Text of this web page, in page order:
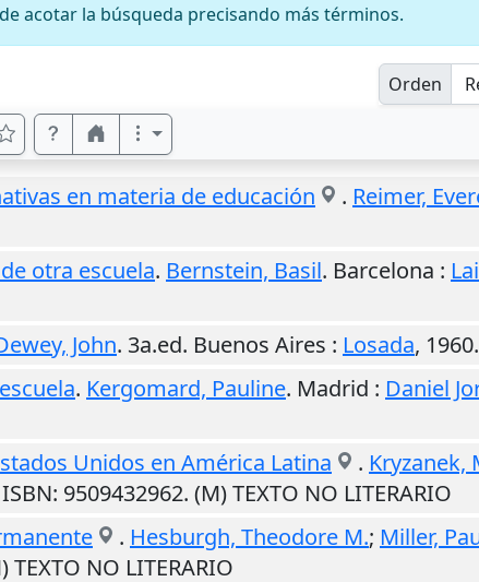
acotar la búsqueda precisando más términos.
Orden
en materia de educación . Reimer,
otra escuela. Bernstein, Basil. Barcelona :
John. 3a.ed. Buenos Aires : Losada, 1960.
. Kergomard, Pauline. Madrid : Daniel
Unidos en América Latina
. Kryzanek,
9509432962. (M) TEXTO NO LITERARIO
. Hesburgh, Theodore M.; Miller,
TEXTO NO LITERARIO